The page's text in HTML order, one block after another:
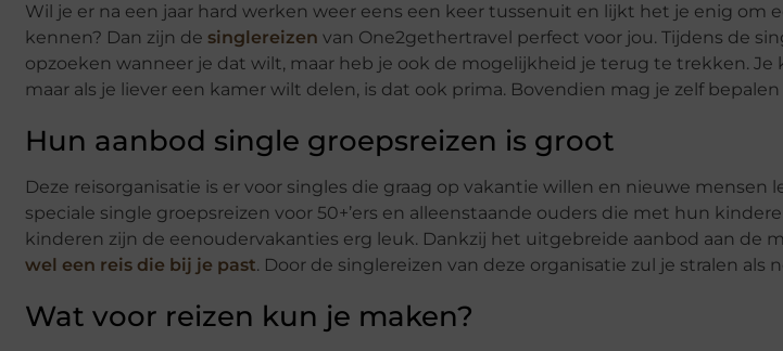
Wil je er na een jaar hard werken weer eens een keer tussenuit en lijkt het je enig om
kennen? Dan zijn de singlereizen van One2gethertravel perfect voor jou. Tijdens de
opzoeken wanneer je dat wilt, maar heb je ook de mogelijkheid je terug te trekken.
maar als je liever een kamer wilt delen, is dat ook prima. Bovendien mag je zelf
Hun aanbod single groepsreizen is groot
Deze reisorganisatie is er voor singles die graag op vakantie willen en nieuwe mensen
speciale single groepsreizen voor 50+’ers en alleenstaande ouders die met hun
kinderen zijn de eenoudervakanties erg leuk. Dankzij het uitgebreide aanbod aan de
wel een reis die bij je past. Door de singlereizen van deze organisatie zul je stralen als
Wat voor reizen kun je maken?